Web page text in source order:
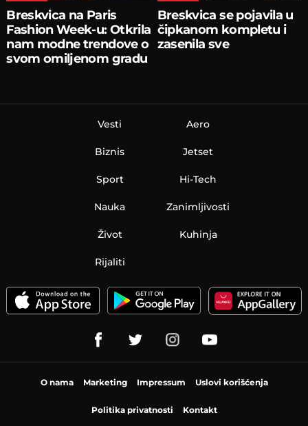
Breskvica na Paris
Fashion Week-u: Otkrila
nam modne trendove o
svom omiljenom gradu
Breskvica se pojavila u
čipkanom kompletu i
zasenila sve
Vesti
Biznis
Sport
Nauka
Aero
Jetset
Hi-Tech
Zanimljivosti
Život Kuhinja
Rijaliti
O nama Marketing Impressum Uslovi korišćenja
Politika privatnosti Kontakt